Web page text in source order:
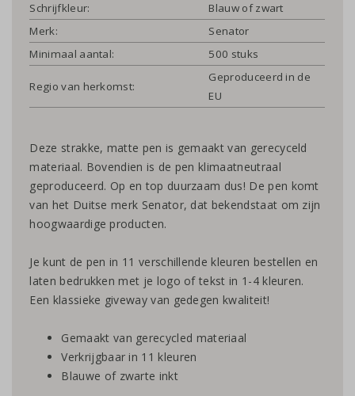
Schrijfkleur:
Blauw of zwart
Merk:
Senator
Minimaal aantal:
500 stuks
Regio van herkomst:
Geproduceerd in de
EU
Deze strakke, matte pen is gemaakt van gerecyceld
materiaal. Bovendien is de pen klimaatneutraal
geproduceerd. Op en top duurzaam dus! De pen komt
van het Duitse merk Senator, dat bekendstaat om zijn
hoogwaardige producten.
Je kunt de pen in 11 verschillende kleuren bestellen en
laten bedrukken met je logo of tekst in 1-4 kleuren.
Een klassieke giveway van gedegen kwaliteit!
Gemaakt van gerecycled materiaal
Verkrijgbaar in 11 kleuren
Blauwe of zwarte inkt